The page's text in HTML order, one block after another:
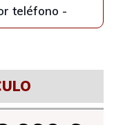
por teléfono -